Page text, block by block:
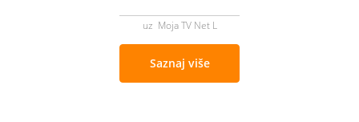
uz Moja TV Net L
Saznaj više